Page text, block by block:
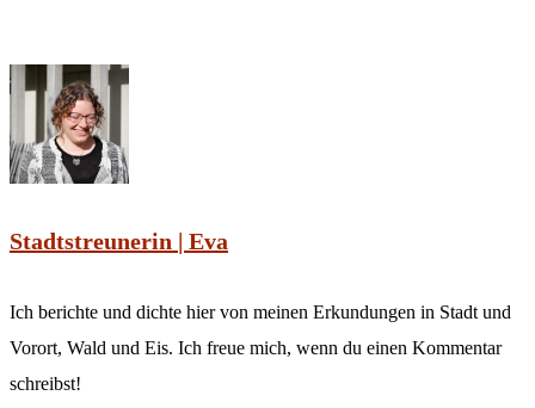
Stadtstreunerin | Eva
Ich berichte und dichte hier von meinen Erkundungen in Stadt und
Vorort, Wald und Eis. Ich freue mich, wenn du einen Kommentar
schreibst!